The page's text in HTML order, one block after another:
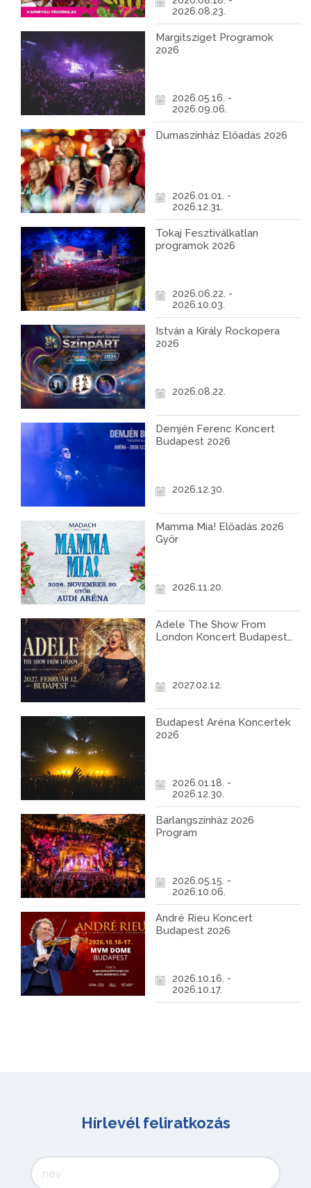
2026.08.23.
Margitsziget Programok
2026
2026.05.16. -
2026.09.06.
Dumaszínház Előadás 2026
2026.01.01. -
2026.12.31.
Tokaj Fesztiválkatlan
programok 2026
2026.06.22. -
2026.10.03.
István a Király Rockopera
2026
2026.08.22.
Demjén Ferenc Koncert
Budapest 2026
2026.12.30.
Mamma Mia! Előadás 2026
Győr
2026.11.20.
Adele The Show From
London Koncert Budapest
2027.02.12.
Budapest Aréna Koncertek
2026
2026.01.18. -
2026.12.30.
Barlangszínház 2026
Program
2026.05.15. -
2026.10.06.
André Rieu Koncert
Budapest 2026
2026.10.16. -
2026.10.17.
Hírlevél feliratkozás